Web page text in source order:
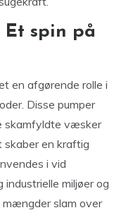
spin på
en afgørende rolle i
Disse pumper
skamfyldte væsker
skaber en kraftig
i vid
miljøer og
slam over